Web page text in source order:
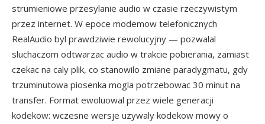
strumieniowe przesylanie audio w czasie rzeczywistym
przez internet. W epoce modemow telefonicznych
RealAudio byl prawdziwie rewolucyjny — pozwalal
sluchaczom odtwarzac audio w trakcie pobierania, zamiast
czekac na caly plik, co stanowilo zmiane paradygmatu, gdy
trzuminutowa piosenka mogla potrzebowac 30 minut na
transfer. Format ewoluowal przez wiele generacji
kodekow: wczesne wersje uzywaly kodekow mowy o